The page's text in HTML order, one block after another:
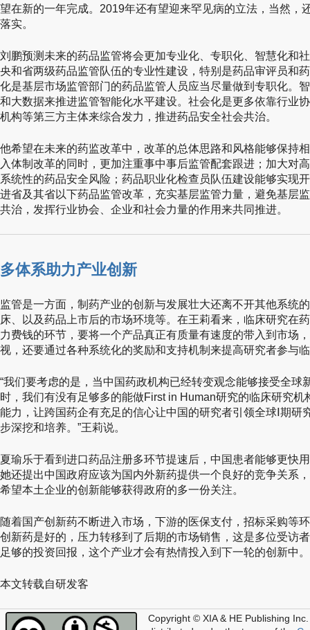
望在新的一年完成。2019年还有望迎来罕见病的立法，当然，
落实。
刘鹏预测未来的药品监管将会更加专业化、专职化、智慧化和
央和省两级药品监管队伍的专业性建设，特别是药品审评员和
化是基层市场监管部门的药品监管人员应当尽量做到专职化。
和大数据来推进监管智能化水平建设。社会化是更多依靠行业
机构等第三方主体来综合发力，推进药品安全社会共治。
他希望在未来的药监改革中，改革的总体思路和风格能够保持
入体制改革的同时，更加注重事中事后监管配套跟进；加大对
系统性的药品安全风险；药品职业化检查员队伍建设能够实现
进省及其省以下药品监管改革，充实基层监管力量，避免基层
共治，发挥行业协会、企业和社会力量的作用来共同推进。
多体系助力产业创新
监管是一方面，制药产业的创新与发展壮大还离不开其他系统
床、以及药品上市后的市场环境等。在王莉看来，临床研究在
力费钱的环节，要将一个产品真正有质量有速度的带入到市场
视，还要通过各种系统化的奖励和支持机制来提高研究者参与
“我们要考虑的是，当中国药政机构已经转变观念能够接受全球
时，我们有没有足够多的能做First in Human研究的临床研究
能力，让跨国药企有充足的信心让中国的研究者引领全球Ⅰ期研
步深挖和培养。”王莉说。
夏瑜乐于看到进口药品注册多环节提速后，中国患者能够更快
她还提出中国政府应该为国内外新药提供一个良好的竞争关系
希望本土企业的创新能够获得政府的多一份关注。
随着国产创新药不断进入市场，下游的医保支付，招标采购等
创新药是好的，压力转移到了后期的市场销售，这是多位受访
足够的投资回报，这个产业才会有热情投入到下一轮的创新中。
本文转载自研发客
Copyright © XIA & HE Publishing Inc.